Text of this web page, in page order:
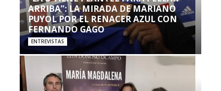
ARRIBA”: LA MIRADA DE MARIANO
PUYOL POR EL RENACER AZUL CON
FERNANDO GAGO
ENTREVISTAS